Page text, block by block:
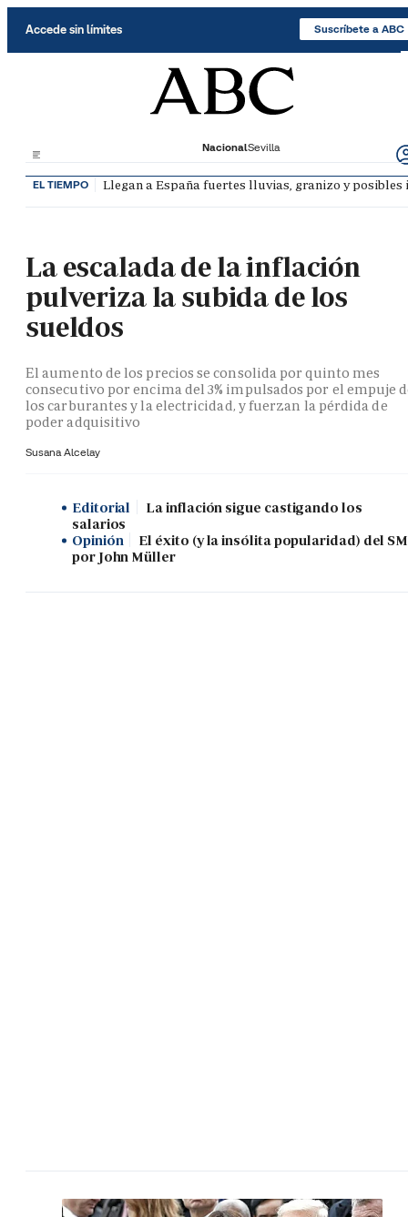
Accede sin límites Suscríbete a ABC
NacionalSevilla
EL TIEMPO Llegan a España fuertes lluvias, granizo y posibles
La escalada de la inflación
pulveriza la subida de los
sueldos
El aumento de los precios se consolida por quinto mes
consecutivo por encima del 3% impulsados por el empuje
los carburantes y la electricidad, y fuerzan la pérdida de
poder adquisitivo
Susana Alcelay
Editorial
La inflación sigue castigando los
salarios
Opinión
El éxito (y la insólita popularidad) del
por John Müller